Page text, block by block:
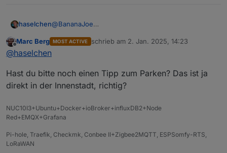
Wenn bei Euch auch Interesse besteht, einfach
nachbuchen.
@Nordischerjung
haselchen@BananaJoe
@Samson71
Soooo, im Neuen Jahr zur späten Stunde noch eine
https://www.thaers.de/
Offline
Marc Berg MOST ACTIVE schrieb am 2. Jan. 2025, 14:23
zuletzt editiert von
@haselchen
Hast du bitte noch einen Tipp zum Parken? Das ist ja
direkt in der Innenstadt, richtig?
NUC10I3+Ubuntu+Docker+ioBroker+influxDB2+Node
Red+EMQX+Grafana
Pi-hole, Traefik, Checkmk, Conbee II+Zigbee2MQTT, ESPSomfy-RTS,
LoRaWAN